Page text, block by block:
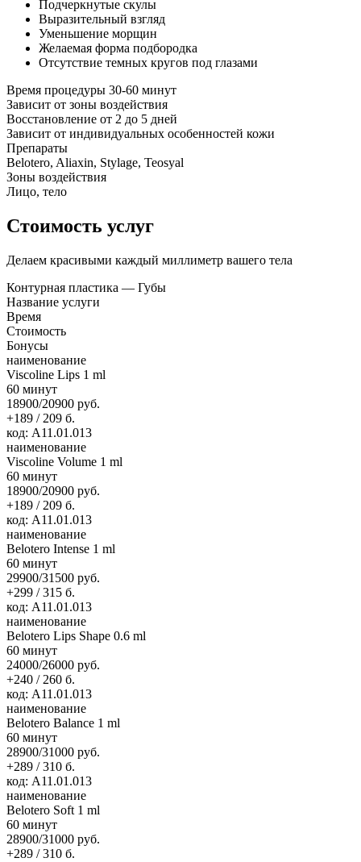
Подчеркнутые скулы
Выразительный взгляд
Уменьшение морщин
Желаемая форма подбородка
Отсутствие темных кругов под глазами
Время процедуры 30-60 минут
Зависит от зоны воздействия
Восстановление от 2 до 5 дней
Зависит от индивидуальных особенностей кожи
Препараты
Belotero, Aliaxin, Stylage, Teosyal
Зоны воздействия
Лицо, тело
Стоимость услуг
Делаем красивыми каждый миллиметр вашего тела
Контурная пластика — Губы
Название услуги
Время
Стоимость
Бонусы
наименование
Viscoline Lips 1 ml
60 минут
18900/20900 руб.
+189 / 209 б.
код: А11.01.013
наименование
Viscoline Volume 1 ml
60 минут
18900/20900 руб.
+189 / 209 б.
код: А11.01.013
наименование
Belotero Intense 1 ml
60 минут
29900/31500 руб.
+299 / 315 б.
код: А11.01.013
наименование
Belotero Lips Shape 0.6 ml
60 минут
24000/26000 руб.
+240 / 260 б.
код: А11.01.013
наименование
Belotero Balance 1 ml
60 минут
28900/31000 руб.
+289 / 310 б.
код: А11.01.013
наименование
Belotero Soft 1 ml
60 минут
28900/31000 руб.
+289 / 310 б.